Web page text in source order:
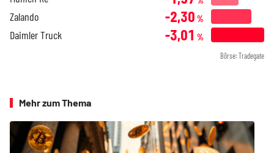
Zalando -2,30 %
Daimler Truck -3,01 %
Börse: Tradegate
Mehr zum Thema